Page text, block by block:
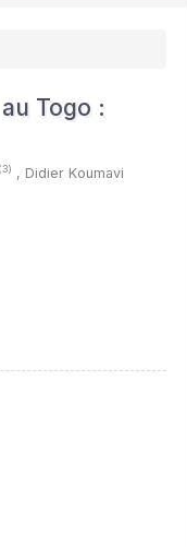
Togo :
(3) , Didier Koumavi